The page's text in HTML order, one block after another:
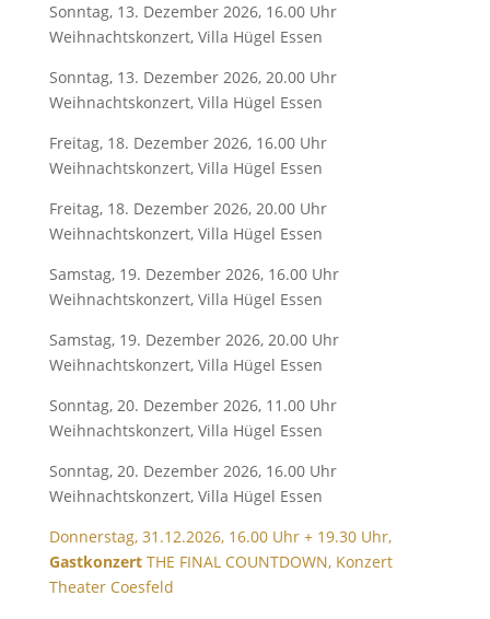
Sonntag, 13. Dezember 2026, 16.00 Uhr
Weihnachtskonzert, Villa Hügel Essen
Sonntag, 13. Dezember 2026, 20.00 Uhr
Weihnachtskonzert, Villa Hügel Essen
Freitag, 18. Dezember 2026, 16.00 Uhr
Weihnachtskonzert, Villa Hügel Essen
Freitag, 18. Dezember 2026, 20.00 Uhr
Weihnachtskonzert, Villa Hügel Essen
Samstag, 19. Dezember 2026, 16.00 Uhr
Weihnachtskonzert, Villa Hügel Essen
Samstag, 19. Dezember 2026, 20.00 Uhr
Weihnachtskonzert, Villa Hügel Essen
Sonntag, 20. Dezember 2026, 11.00 Uhr
Weihnachtskonzert, Villa Hügel Essen
Sonntag, 20. Dezember 2026, 16.00 Uhr
Weihnachtskonzert, Villa Hügel Essen
Donnerstag, 31.12.2026, 16.00 Uhr + 19.30 Uhr,
GastkonzertTHE FINAL COUNTDOWN, Konzert
Theater Coesfeld